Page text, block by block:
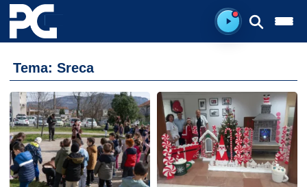
Spreman za
Tema: Sreca